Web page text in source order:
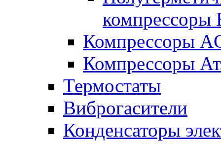
компрессоры
Компрессоры
Компрессоры
Термостаты
Виброгасители
Конденсаторы